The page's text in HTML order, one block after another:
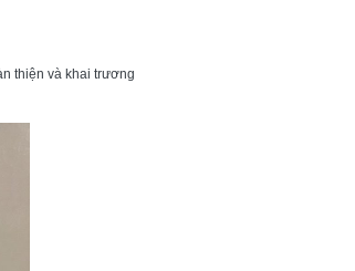
thiện và khai trương